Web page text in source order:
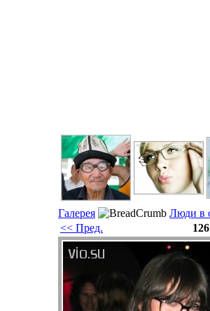
Галерея
Люди в
<< Пред.
126